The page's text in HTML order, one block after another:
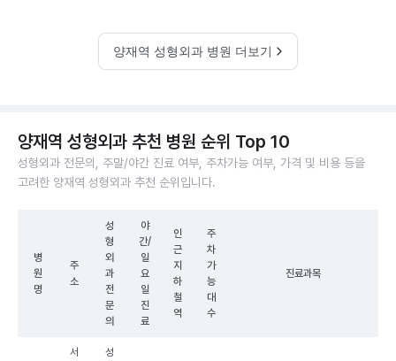
양재역 성형외과 병원 더보기
양재역 성형외과 추천 병원 순위 Top 10
성형외과 전문의, 주말/야간 진료 여부, 주차가능 여부, 가격 및 비용 등을
고려한 양재역 성형외과 추천 순위입니다.
병
원
명
주
소
성
형
외
과
전
문
의
야
간/
일
요
일
진
료
인
근
지
하
철
역
주
차
가
능
대
수
진료과목
서
성